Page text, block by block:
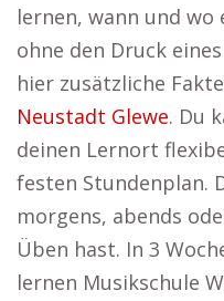
lernen, wann und
ohne den Druck
hier zusätzliche
Neustadt Glewe. Du
deinen Lernort
festen Stundenplan.
morgens, abends
Üben hast. In 3
lernen Musikschule